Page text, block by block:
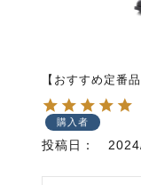
【おすすめ定番
購入者
投稿日